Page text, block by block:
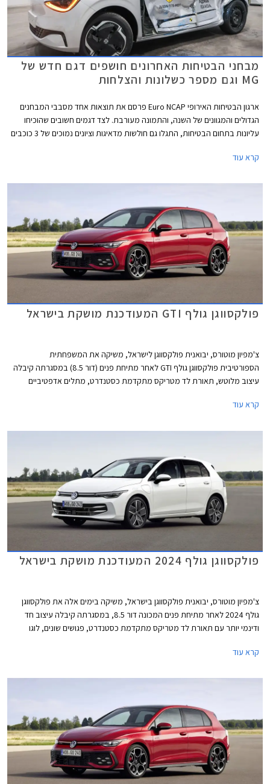
מבחני הבטיחות האחרונים חושפים דגם חדש של
MG וגם מספר כשלונות והצלחות
ארגון הבטיחות האירופי Euro NCAP פרסם את תוצאות אחד מסבבי המבחנים
הגדולים והמגוונים של השנה, והתמונה מעורבת. לצד דגמים חשובים שהוכיחו
עליונות בתחום הבטיחות, התגלו גם חולשות מדאיגות וציונים נמוכים של 3 כוכבים
מנת לבדוק את רמת בטיחותו בסטנדרטים של היום.
קרא עוד
פולקסווגן גולף GTI המעודכנת מושקת בישראל
צ'מפיון מוטורס, יבואנית פולקסווגן לישראל, משיקה את המשפחתית
הספורטיבית פולקסווגן גולף GTI לאחר מתיחת פנים (דור 8.5) במסגרתה קיבלה
עיצוב מלוטש, תאורת לד מטריקס מתקדמת כסטנדרט, מתלים אדפטיביים
45,000 ₪ ביחס לדגם היוצא ועומד כעת על 299,900 ₪.
קרא עוד
פולקסווגן גולף 2024 המעודכנת מושקת בישראל
צ'מפיון מוטורס, יבואנית פולקסווגן בישראל, משיקה בימים אלה את פולקסווגן
גולף 2024 לאחר מתיחת פנים המכונה דור 8.5, במסגרתה קיבלה עיצוב חד
ודינמי יותר עם תאורת לד מטריקס מתקדמת כסטנדרט, פגושים שונים, לוגו
אינץ' עם ממשק נוח יותר לתפעול ואפשרויות התאמה אישית. בנוסף עודכן היצע
משמעותית ביחס לדגם הקודם ועומד על החל מ- 169,900 ₪.
קרא עוד